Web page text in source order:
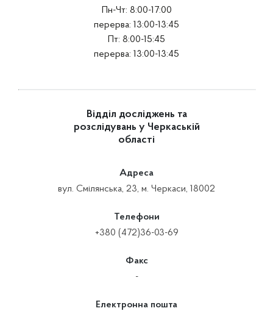
Пн-Чт: 8:00-17:00
перерва: 13:00-13:45
Пт: 8:00-15:45
перерва: 13:00-13:45
Відділ досліджень та
розслідувань у Черкаській
області
Адреса
вул. Смілянська, 23, м. Черкаси, 18002
Телефони
+380 (472)36-03-69
Факс
-
Електронна пошта